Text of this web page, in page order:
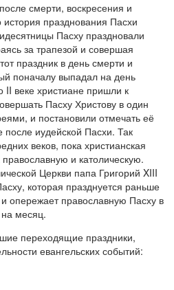
смерти, воскресения и
празднования Пасхи
Пасху праздновали
за трапезой и совершая
праздник в день смерти и
поначалу выпадал на день
II веке христиане пришли к
Пасху Христову в один
и постановили отмечать её
иудейской Пасхи. Так
веков, пока христианская
и католическую.
Церкви папа Григорий XIII
которая празднуется раньше
опережает православную Пасху в
месяц.
переходящие праздники,
евангельских событий: